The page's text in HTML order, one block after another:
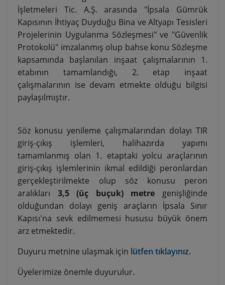
İşletmeleri Tic. A.Ş. arasında "İpsala Gümrük
Kapısının İhtiyaç Duyduğu Bina ve Altyapı Tesisleri
Projelerinin Uygulanma Sözleşmesi" ve "Güvenlik
Protokolü" imzalanmış olup bahse konu Sözleşme
kapsamında başlanılan inşaat çalışmalarının 1.
etabının tamamlandığı, 2. etap inşaat
çalışmalarının ise devam etmekte olduğu bilgisi
paylaşılmıştır.
Söz konusu yenileme çalışmalarından dolayı TIR
giriş-çıkış işlemleri, halihazırda yapımı
tamamlanmış olan 1. etaptaki yolcu araçlarının
giriş-çıkış işlemlerinin ikmal edildiği peronlardan
gerçekleştirilmekte olup söz konusu peron
aralıkları 3,5 (üç buçuk) metre genişliğinde
olduğundan dolayı geniş araçların İpsala Sınır
Kapısı'na sevk edilmemesi hususu büyük önem
arz etmektedir.
Duyuru metnine ulaşmak için lütfen tıklayınız.
Üyelerimize önemle duyurulur.